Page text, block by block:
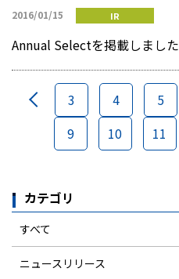
2016/01/15 IR
Annual Selectを掲載しました
3 4 5
9
10 11
カテゴリ
すべて
ニュースリリース